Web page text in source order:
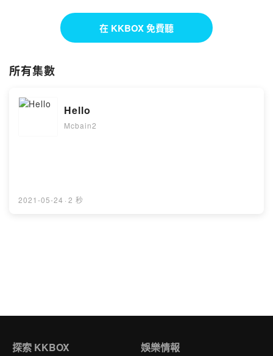
在 KKBOX 免費聽
所有集數
Hello
Mcbain2
2021-05-24 · 2 秒
探索 KKBOX 娛樂情報